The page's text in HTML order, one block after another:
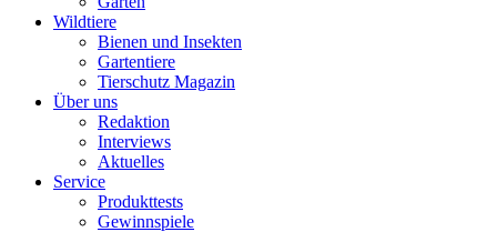
Wildtiere
Bienen und Insekten
Gartentiere
Tierschutz Magazin
Über uns
Redaktion
Interviews
Aktuelles
Service
Produkttests
Gewinnspiele